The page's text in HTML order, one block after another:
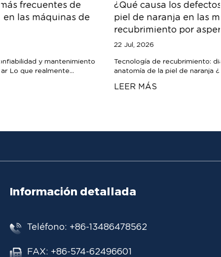
¿Qué causa los defectos en la textura de la
piel de naranja en las máquinas de
recubrimiento por aspersión?
Tecnología de recubrimiento: diagnóstico de procesos La
anatomía de la piel de naranja ¿Por qué los recubrimi...
Información detallada
Teléfono: +86-13486478562
FAX: +86-574-62496601